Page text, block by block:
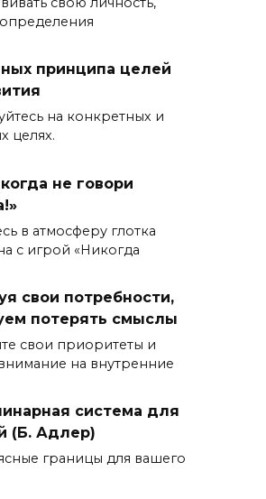
принципа целей
на конкретных и
целях.
не говори
в атмосферу глотка
с игрой «Никогда
свои потребности,
потерять смыслы
свои приоритеты и
на внутренние
система для
(Б. Адлер)
границы для вашего